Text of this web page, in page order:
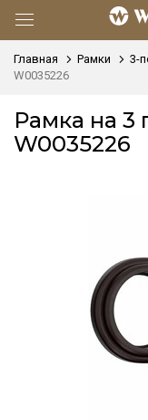
Главная Рамки 3-
W0035226
Рамка на 3
W0035226